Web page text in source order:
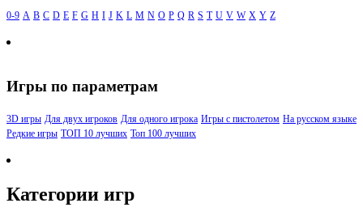
0-9 A B C D E F G H I J K L M N O P Q R S T U V W X Y Z
Игры по параметрам
3D игры Для двух игроков Для одного игрока Игры с пистолетом На русском языке
Редкие игры ТОП 10 лучших Топ 100 лучших
Категории игр